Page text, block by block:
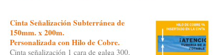
Cinta Señalización Subterráneade
150mm. x 200m.
Personalizada con Hilo de Cobre.
Cinta señalización 1 cara de galga 300.